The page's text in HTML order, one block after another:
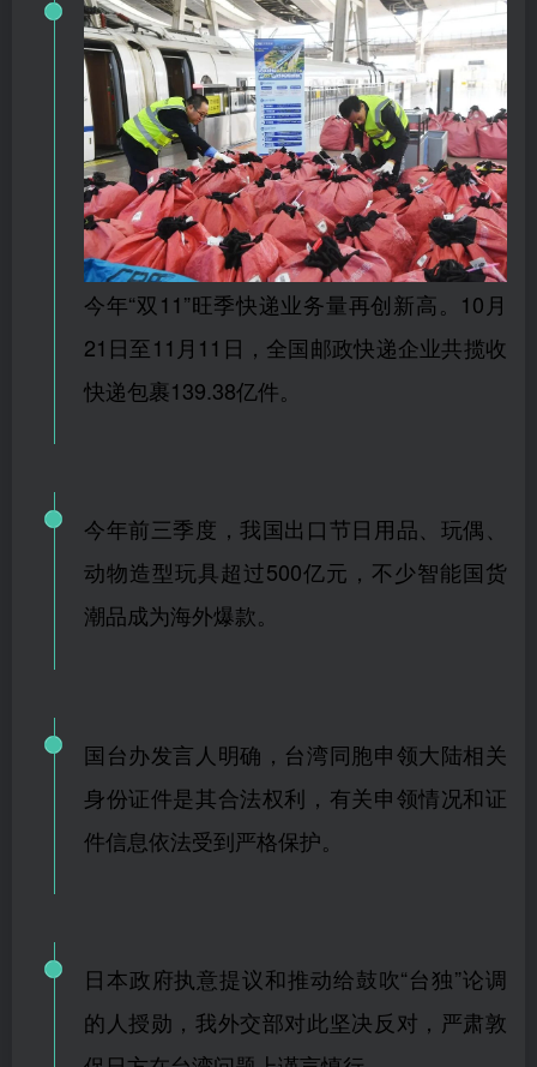
今年“双11”旺季快递业务量再创新高。10月
21日至11月11日，全国邮政快递企业共揽收
快递包裹139.38亿件。
今年前三季度，我国出口节日用品、玩偶、
动物造型玩具超过500亿元，不少智能国货
潮品成为海外爆款。
国台办发言人明确，台湾同胞申领大陆相关
身份证件是其合法权利，有关申领情况和证
件信息依法受到严格保护。
日本政府执意提议和推动给鼓吹“台独”论调
的人授勋，我外交部对此坚决反对，严肃敦